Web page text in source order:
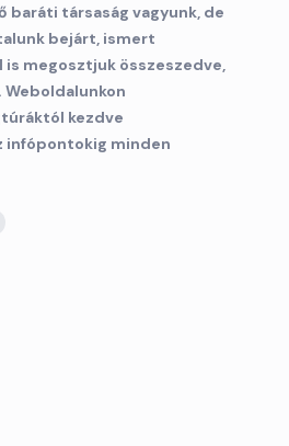
baráti társaság vagyunk, de
bejárt, ismert
is megosztjuk összeszedve,
kezdve
infópontokig minden